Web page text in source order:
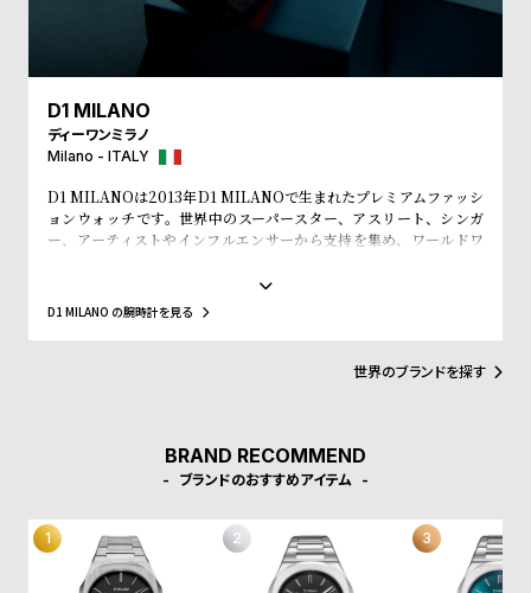
t
D1 MILANO
ディーワンミラノ
Milano - ITALY
D1 MILANOは2013年D1 MILANOで生まれたプレミアムファッシ
ョンウォッチです。世界中のスーパースター、アスリート、シンガ
ー、アーティストやインフルエンサーから支持を集め、ワールドワ
970年代のイタリアンなクリアラインと美的感覚にインスパイアさ
れたデザインは、流行を追いかける全ての人々にとってのマストア
イテムとなることでしょう。Forbesによって、ファッションを再定
義する若いイタリアンブランドのトップ10にノミネートされまし
た。その中にはGQやVogue、Elle、Esquireなどファッション業界
D1 MILANO の腕時計を見る
世界のブランドを探す
BRAND RECOMMEND
ブランドのおすすめアイテム